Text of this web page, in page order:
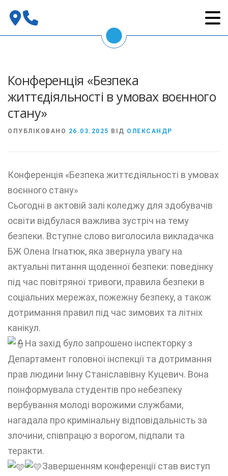
Конференція «Безпека
життєдіяльності в умовах воєнного
стану»
ОПУБЛІКОВАНО 26.03.2025 ВІД ОЛЕКСАНДР
Конференція «Безпека життєдіяльності в умовах
воєнного стану»
Сьогодні в актовій залі коледжу для здобувачів
освіти відбулася важлива зустріч на тему
безпеки. Вступне слово виголосила викладачка
БЖ Олена Ігнатюк, яка звернула увагу на
актуальні питання щоденної безпеки: поведінку
під час повітряної тривоги, правила безпеки в
соціальних мережах, пожежну безпеку, а також
дотримання правил під час зимових та літніх
канікул.
На захід було запрошено інспекторку з
Департамент головної інспекції та дотримання
прав людини Інну Станіславівну Куцевич. Вона
поінформувала студентів про небезпеку
вербування молоді ворожими службами,
нагадала про кримінальну відповідальність за
злочини, співпрацю з ворогом, підпали та
теракти.
Завершенням конференції став виступ